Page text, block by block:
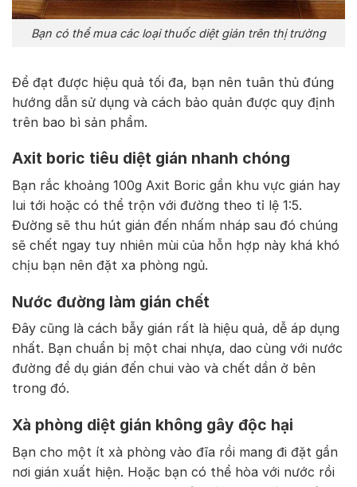
Bạn có thể mua các loại thuốc diệt gián trên thị trường
Để đạt được hiệu quả tối đa, bạn nên tuân thủ đúng
hướng dẫn sử dụng và cách bảo quản được quy định
trên bao bì sản phẩm.
Axit boric tiêu diệt gián nhanh chóng
Bạn rắc khoảng 100g Axit Boric gần khu vực gián hay
lui tới hoặc có thể trộn với đường theo tỉ lệ 1:5.
Đường sẽ thu hút gián đến nhấm nháp sau đó chúng
sẽ chết ngay tuy nhiên mùi của hỗn hợp này khá khó
chịu bạn nên đặt xa phòng ngủ.
Nước đường làm gián chết
Đây cũng là cách bẫy gián rất là hiệu quả, dễ áp dụng
nhất. Bạn chuẩn bị một chai nhựa, dao cùng với nước
đường để dụ gián đến chui vào và chết dần ở bên
trong đó.
Xà phòng diệt gián không gây độc hại
Bạn cho một ít xà phòng vào đĩa rồi mang đi đặt gần
nơi gián xuất hiện. Hoặc bạn có thể hòa với nước rồi